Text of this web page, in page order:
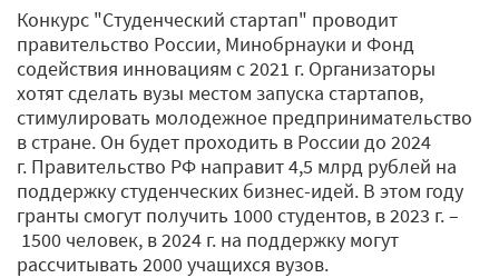
Конкурс "Студенческий стартап" проводит
правительство России, Минобрнауки и Фонд
содействия инновациям с 2021 г. Организаторы
хотят сделать вузы местом запуска стартапов,
стимулировать молодежное предпринимательство
в стране. Он будет проходить в России до 2024
г. Правительство РФ направит 4,5 млрд рублей на
поддержку студенческих бизнес-идей. В этом году
гранты смогут получить 1000 студентов, в 2023 г. –
1500 человек, в 2024 г. на поддержку могут
рассчитывать 2000 учащихся вузов.